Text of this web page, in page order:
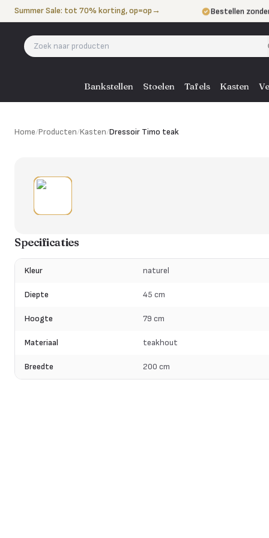
Naar de inhoud
Summer Sale: tot 70% korting, op=op→ Bestellen
Eigen
Bankstellen Stoelen Tafels Kasten
Home/Producten/Kasten/Dressoir Timo teak
Specificaties
Kleur naturel
Diepte 45 cm
Hoogte 79 cm
Materiaal teakhout
Breedte 200 cm